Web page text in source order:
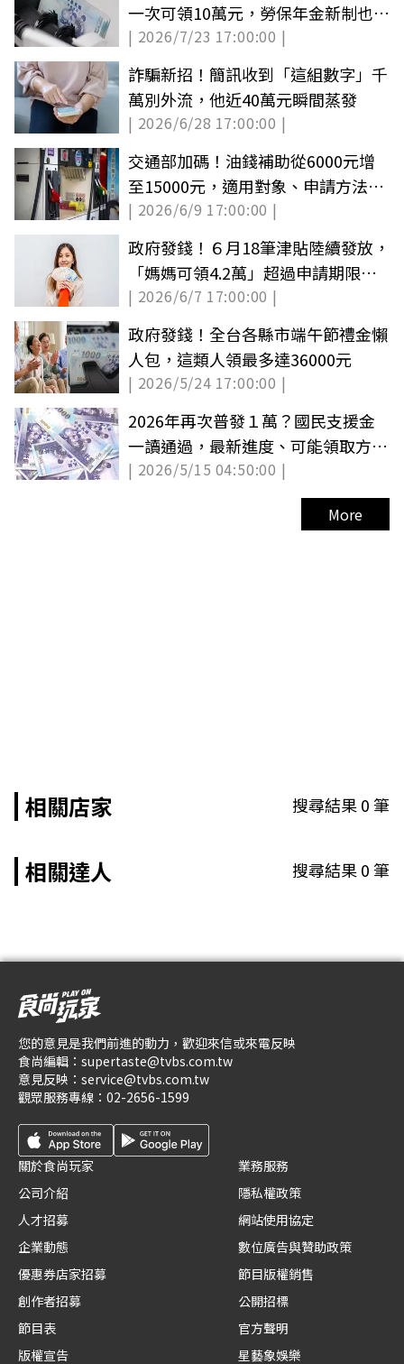
一次可領10萬元，勞保年金新制也曝
光
| 2026/7/23 17:00:00 |
詐騙新招！簡訊收到「這組數字」千
萬別外流，他近40萬元瞬間蒸發
| 2026/6/28 17:00:00 |
交通部加碼！油錢補助從6000元增
至15000元，適用對象、申請方法一
次看
| 2026/6/9 17:00:00 |
政府發錢！６月18筆津貼陸續發放，
「媽媽可領4.2萬」超過申請期限就
充公
| 2026/6/7 17:00:00 |
政府發錢！全台各縣市端午節禮金懶
人包，這類人領最多達36000元
| 2026/5/24 17:00:00 |
2026年再次普發１萬？國民支援金
一讀通過，最新進度、可能領取方式
一覽
| 2026/5/15 04:50:00 |
More
相關店家 搜尋結果0筆
相關達人 搜尋結果0筆
您的意見是我們前進的動力，歡迎來信或來電反映
食尚編輯： supertaste@tvbs.com.tw
意見反映： service@tvbs.com.tw
觀眾服務專線： 02-2656-1599
關於食尚玩家
公司介紹
人才招募
企業動態
優惠券店家招募
創作者招募
節目表
版權宣告
業務服務
隱私權政策
網站使用協定
數位廣告與贊助政策
節目版權銷售
公開招標
官方聲明
星藝象娛樂